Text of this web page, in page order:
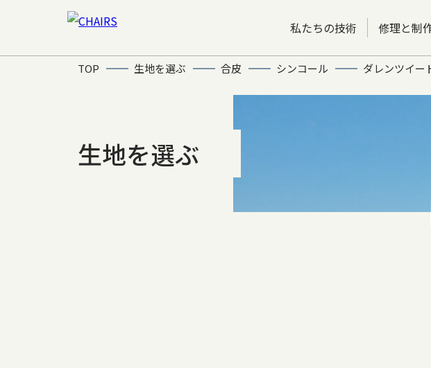
私たちの技術 修理と制
TOP 生地を選ぶ 合皮 シンコール ダレンツイー
生地を選ぶ